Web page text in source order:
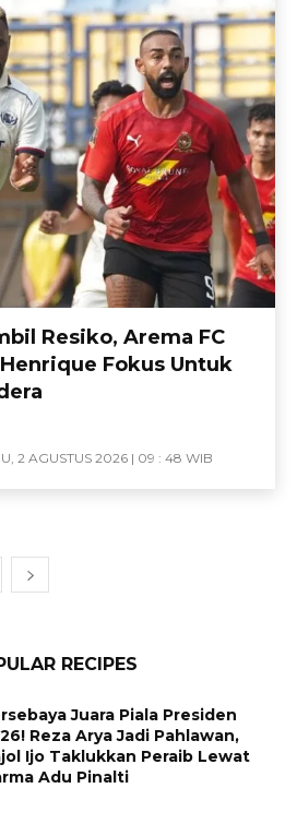
Resiko, Arema FC
Fokus Untuk
2 AGUSTUS 2026 | 09 : 48 WIB
RECIPES
Juara Piala Presiden
Reza Arya Jadi Pahlawan,
Ijo Taklukkan Peraib Lewat
Adu Pinalti